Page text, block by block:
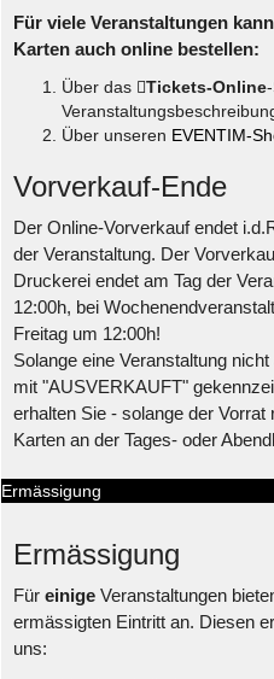
Für viele Veranstaltungen
Karten auch online bestellen:
Über das Tickets-Online
Über unseren EVENTIM-
Vorverkauf-Ende
Der Online-Vorverkauf endet
der Veranstaltung. Der
Druckerei endet am Tag der
12:00h, bei
Freitag um 12:00h!
Solange eine Veranstaltung
mit "AUSVERKAUFT"
erhalten Sie - solange der Vorrat
Karten an der Tages- oder
Ermässigung
Ermässigung
Für einigeVeranstaltungen
ermässigten Eintritt an. Diesen
uns: